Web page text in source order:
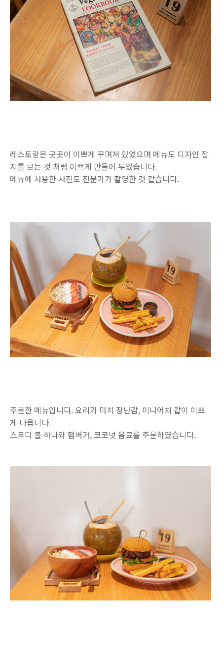
레스토랑은 곳곳이 이쁘게 꾸며져 있었으며 메뉴도 디자인 잡
지를 보는 것 처럼 이쁘게 만들어 두었습니다.
메뉴에 사용한 사진도 전문가가 촬영한 것 같습니다.
주문한 메뉴입니다. 요리가 마치 장난감, 미니어처 같이 이쁘
게 나옵니다.
스무디 볼 하나와 햄버거, 코코넛 음료를 주문하였습니다.